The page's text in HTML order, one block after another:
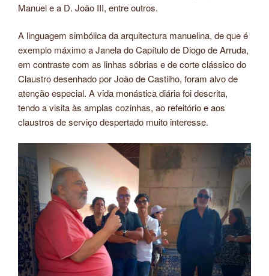
Manuel e a D. João III, entre outros.
A linguagem simbólica da arquitectura manuelina, de que é
exemplo máximo a Janela do Capítulo de Diogo de Arruda,
em contraste com as linhas sóbrias e de corte clássico do
Claustro desenhado por João de Castilho, foram alvo de
atenção especial. A vida monástica diária foi descrita,
tendo a visita às amplas cozinhas, ao refeitório e aos
claustros de serviço despertado muito interesse.